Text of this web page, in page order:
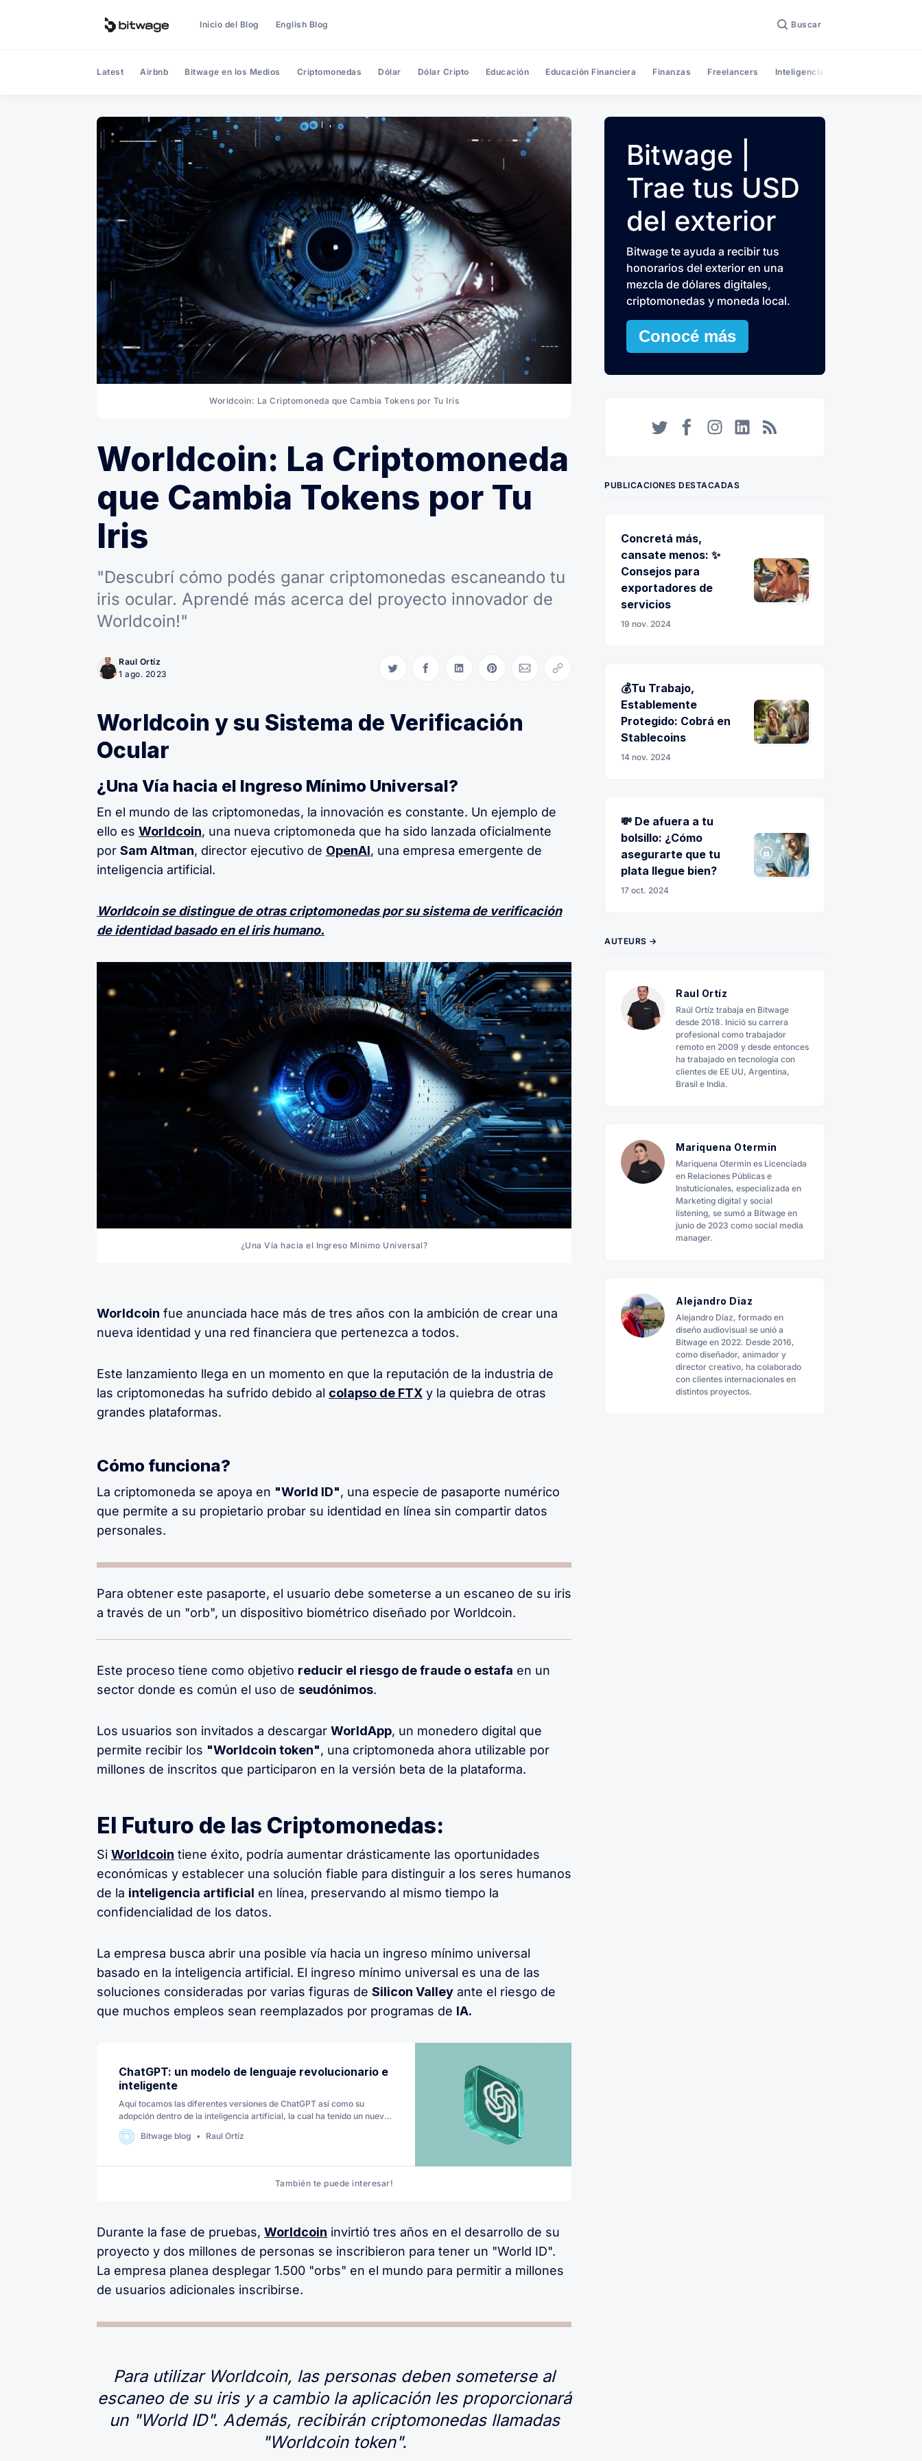
Inicio del Blog English Blog Buscar
Latest Airbnb Bitwage en los Medios Criptomonedas Dólar Dólar Cripto Educación Educación Financiera Finanzas Freelancers Inteligencia Artificial
Worldcoin: La Criptomoneda que Cambia Tokens por Tu Iris
Worldcoin: La Criptomoneda
que Cambia Tokens por Tu
Iris
"Descubrí cómo podés ganar criptomonedas escaneando tu
iris ocular. Aprendé más acerca del proyecto innovador de
Worldcoin!"
Raul Ortíz
1 ago. 2023
Compartir en Twitter
Compartir en Facebook
Compartir en LinkedIn
Compartir en Pinterest
Compartir via Email
Copiar link
Worldcoin y su Sistema de Verificación
Ocular
¿Una Vía hacia el Ingreso Mínimo Universal?
En el mundo de las criptomonedas, la innovación es constante. Un ejemplo de
ello es Worldcoin, una nueva criptomoneda que ha sido lanzada oficialmente
por Sam Altman, director ejecutivo de OpenAI, una empresa emergente de
inteligencia artificial.
Worldcoin se distingue de otras criptomonedas por su sistema de verificación
de identidad basado en el iris humano.
¿Una Vía hacia el Ingreso Mínimo Universal?
Worldcoin fue anunciada hace más de tres años con la ambición de crear una
nueva identidad y una red financiera que pertenezca a todos.
Este lanzamiento llega en un momento en que la reputación de la industria de
las criptomonedas ha sufrido debido al colapso de FTX y la quiebra de otras
grandes plataformas.
Cómo funciona?
La criptomoneda se apoya en "World ID", una especie de pasaporte numérico
que permite a su propietario probar su identidad en línea sin compartir datos
personales.
Para obtener este pasaporte, el usuario debe someterse a un escaneo de su iris
a través de un "orb", un dispositivo biométrico diseñado por Worldcoin.
Este proceso tiene como objetivo reducir el riesgo de fraude o estafa en un
sector donde es común el uso de seudónimos.
Los usuarios son invitados a descargar WorldApp, un monedero digital que
permite recibir los "Worldcoin token", una criptomoneda ahora utilizable por
millones de inscritos que participaron en la versión beta de la plataforma.
El Futuro de las Criptomonedas:
Si Worldcoin tiene éxito, podría aumentar drásticamente las oportunidades
económicas y establecer una solución fiable para distinguir a los seres humanos
de la inteligencia artificial en línea, preservando al mismo tiempo la
confidencialidad de los datos.
La empresa busca abrir una posible vía hacia un ingreso mínimo universal
basado en la inteligencia artificial. El ingreso mínimo universal es una de las
soluciones consideradas por varias figuras de Silicon Valley ante el riesgo de
que muchos empleos sean reemplazados por programas de IA.
ChatGPT: un modelo de lenguaje revolucionario e
inteligente
Aquí tocamos las diferentes versiones de ChatGPT así como su
adopción dentro de la inteligencia artificial, la cual ha tenido un nuevo
auge en el comportamiento y desarrollo de una sociedad con recursos
más inteligentes.
Bitwage blog Raul Ortíz
También te puede interesar!
Durante la fase de pruebas, Worldcoin invirtió tres años en el desarrollo de su
proyecto y dos millones de personas se inscribieron para tener un "World ID".
La empresa planea desplegar 1.500 "orbs" en el mundo para permitir a millones
de usuarios adicionales inscribirse.
Para utilizar Worldcoin, las personas deben someterse al
escaneo de su iris y a cambio la aplicación les proporcionará
un "World ID". Además, recibirán criptomonedas llamadas
"Worldcoin token".
Bitwage |
Trae tus USD
del exterior
Bitwage te ayuda a recibir tus
honorarios del exterior en una
mezcla de dólares digitales,
criptomonedas y moneda local.
Conocé más
PUBLICACIONES DESTACADAS
Concretá más,
cansate menos: ✨
Consejos para
exportadores de
servicios
19 nov. 2024
💰Tu Trabajo,
Establemente
Protegido: Cobrá en
Stablecoins
14 nov. 2024
💸 De afuera a tu
bolsillo: ¿Cómo
asegurarte que tu
plata llegue bien?
17 oct. 2024
AUTEURS →
Raul Ortíz
Raúl Ortíz trabaja en Bitwage
desde 2018. Inició su carrera
profesional como trabajador
remoto en 2009 y desde entonces
ha trabajado en tecnología con
clientes de EE UU, Argentina,
Brasil e India.
Mariquena Otermin
Mariquena Otermin es Licenciada
en Relaciones Públicas e
Instuticionales, especializada en
Marketing digital y social
listening, se sumó a Bitwage en
junio de 2023 como social media
manager.
Alejandro Diaz
Alejandro Díaz, formado en
diseño audiovisual se unió a
Bitwage en 2022. Desde 2016,
como diseñador, animador y
director creativo, ha colaborado
con clientes internacionales en
distintos proyectos.